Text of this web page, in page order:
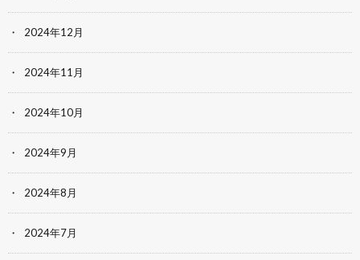
2024年12月
2024年11月
2024年10月
2024年9月
2024年8月
2024年7月